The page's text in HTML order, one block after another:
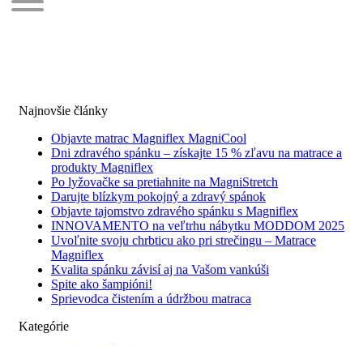
Najnovšie články
Objavte matrac Magniflex MagniCool
Dni zdravého spánku – získajte 15 % zľavu na matrace a
produkty Magniflex
Po lyžovačke sa pretiahnite na MagniStretch
Darujte blízkym pokojný a zdravý spánok
Objavte tajomstvo zdravého spánku s Magniflex
INNOVAMENTO na veľtrhu nábytku MODDOM 2025
Uvoľnite svoju chrbticu ako pri strečingu – Matrace
Magniflex
Kvalita spánku závisí aj na Vašom vankúši
Spite ako šampióni!
Sprievodca čistením a údržbou matraca
Kategórie